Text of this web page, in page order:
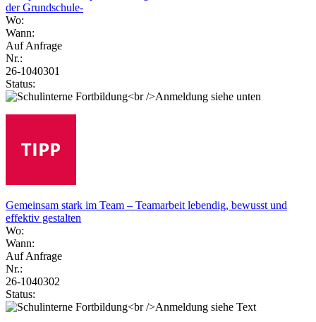
der Grundschule-
Wo:
Wann:
Auf Anfrage
Nr.:
26-1040301
Status:
Gemeinsam stark im Team – Teamarbeit lebendig, bewusst und
effektiv gestalten
Wo:
Wann:
Auf Anfrage
Nr.:
26-1040302
Status: